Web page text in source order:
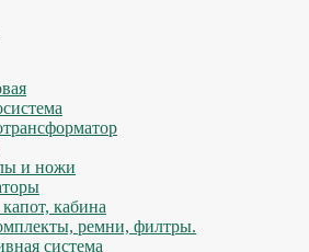
и ножи
кабина
ремни, филтры.
система